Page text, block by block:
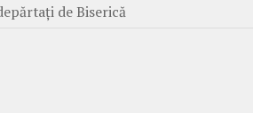
de Biserică